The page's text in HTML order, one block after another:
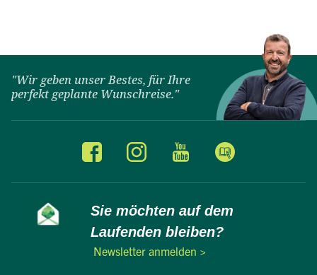
"Wir geben unser Bestes, für Ihre
perfekt geplante Wunschreise."
Sie möchten auf dem
Laufenden bleiben?
Newsletter anmelden >